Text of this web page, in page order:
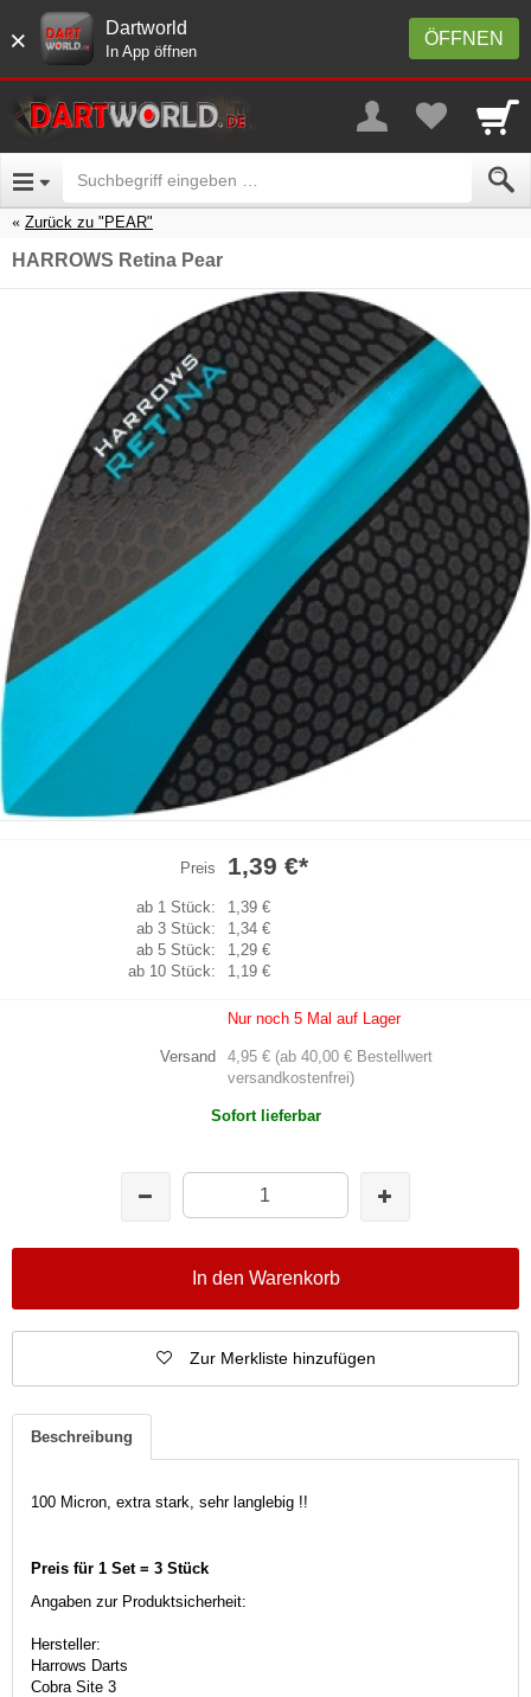
× ÖFFNEN
Dartworld
In App öffnen
Zurück zu "PEAR"
HARROWS Retina Pear
Preis 1,39 €*
ab 1 Stück:
1,39 €
ab 3 Stück:
1,34 €
ab 5 Stück:
1,29 €
ab 10 Stück:
1,19 €
Nur noch 5 Mal auf Lager
Versand
4,95 € (ab 40,00 € Bestellwert
versandkostenfrei)
Sofort lieferbar
In den Warenkorb
Zur Merkliste hinzufügen
Beschreibung
100 Micron, extra stark, sehr langlebig !!
Preis für 1 Set = 3 Stück
Angaben zur Produktsicherheit:
Hersteller:
Harrows Darts
Cobra Site 3